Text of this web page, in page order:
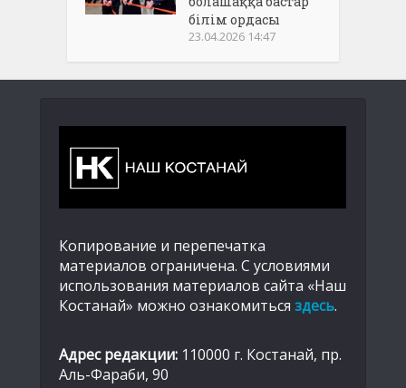
білім ордасы
23.04.2026 14:47
Копирование и перепечатка
материалов ограничена. С условиями
использования материалов сайта «Наш
Костанай» можно ознакомиться здесь.
Адрес редакции: 110000 г. Костанай, пр.
Аль-Фараби, 90